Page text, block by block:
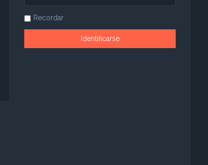
Recordar